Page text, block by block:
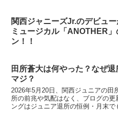
関西ジャニーズJr.のデビュ
ミュージカル「ANOTHER
ン！！
田所蒼大は何やった？なぜ
マジ？
2026年5月20日、関西ジュニアの田
所の前兆や気配はなく、ブログの
ングはジュニア退所の恒例・月末
不穏なものを感じ、騒然としてい